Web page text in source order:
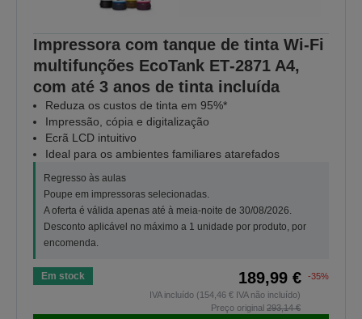
Impressora com tanque de tinta Wi-Fi
multifunções EcoTank ET‑2871 A4,
com até 3 anos de tinta incluída
Reduza os custos de tinta em 95%*
Impressão, cópia e digitalização
Ecrã LCD intuitivo
Ideal para os ambientes familiares atarefados
Regresso às aulas
Poupe em impressoras selecionadas.
A oferta é válida apenas até à meia-noite de 30/08/2026.
Desconto aplicável no máximo a 1 unidade por produto, por
encomenda.
Em stock 189,99 €
-35%
IVA incluído (154,46 € IVA não incluído)
Preço original 293,14 €